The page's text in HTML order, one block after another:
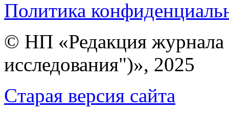
Политика
© НП «Редакция
исследования")», 2025
Cтарая версия сайта